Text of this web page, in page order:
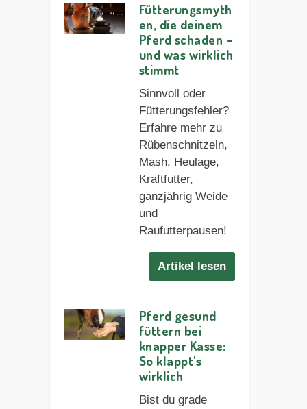
Fütterungsmyth
en, die deinem
Pferd schaden –
und was wirklich
stimmt
Sinnvoll oder
Fütterungsfehler?
Erfahre mehr zu
Rübenschnitzeln,
Mash, Heulage,
Kraftfutter,
ganzjährig Weide
und
Raufutterpausen!
Artikel lesen
Pferd gesund
füttern bei
knapper Kasse:
So klappt's
wirklich
Bist du grade